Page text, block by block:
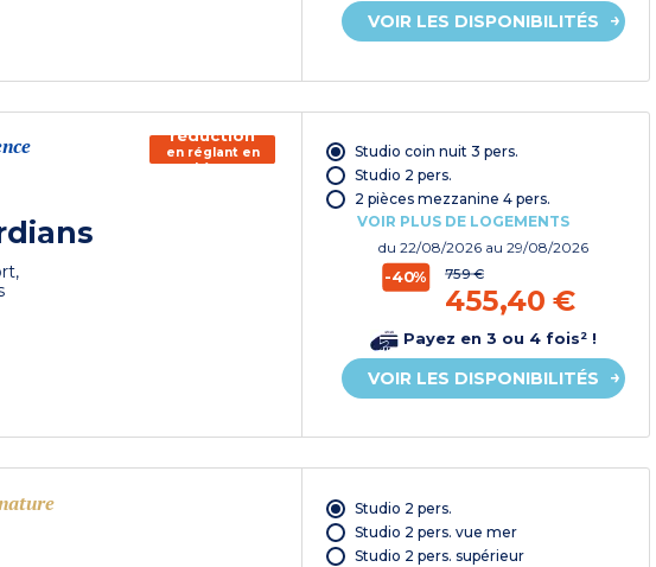
VOIR LES DISPONIBILITÉS
150€ de
réduction
en réglant en
chèque
Studio coin nuit 3 pers.
Studio 2 pers.
2 pièces mezzanine 4 pers.
VOIR PLUS DE LOGEMENTS
du22/08/2026 au 29/08/2026
-40% 759 €
455,40 €
Payez en 3 ou 4 fois² !
VOIR LES DISPONIBILITÉS
Studio 2 pers.
Studio 2 pers. vue mer
Studio 2 pers. supérieur